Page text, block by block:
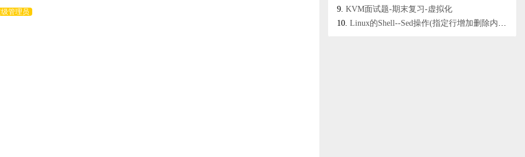
的立场给客户讲清楚
管理员
KVM面试题-期末复习-虚拟化
Linux的Shell--Sed操作(指定行增加删除内容)